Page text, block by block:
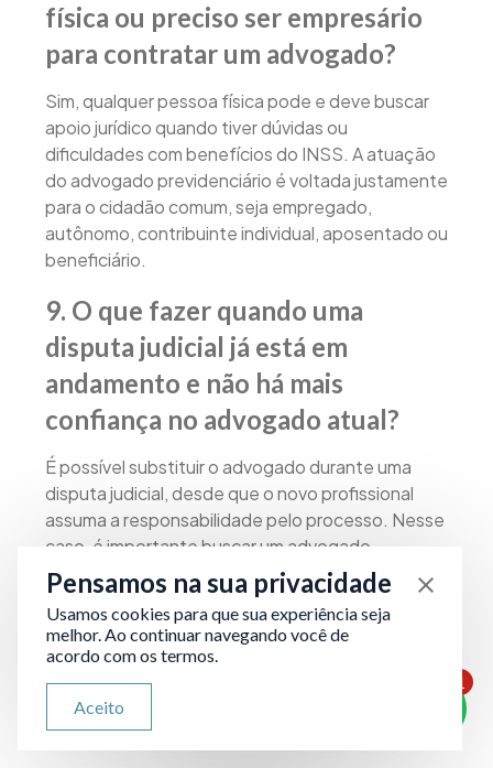
física ou preciso ser empresário
para contratar um advogado?
Sim, qualquer pessoa física pode e deve buscar
apoio jurídico quando tiver dúvidas ou
dificuldades com benefícios do INSS. A atuação
do advogado previdenciário é voltada justamente
para o cidadão comum, seja empregado,
autônomo, contribuinte individual, aposentado ou
beneficiário.
9. O que fazer quando uma
disputa judicial já está em
andamento e não há mais
confiança no advogado atual?
É possível substituir o advogado durante uma
disputa judicial, desde que o novo profissional
assuma a responsabilidade pelo processo. Nesse
caso, é importante buscar um advogado
previdenciário de confiança, que possa revisar o
andamento do caso, identificar eventuais falhas e
traçar uma nova estratégia para garantir os
melhores resultados.
1
Pensamos na sua privacidade
Usamos cookies para que sua experiência seja
melhor. Ao continuar navegando você de
acordo com os termos.
Aceito